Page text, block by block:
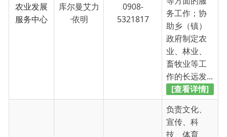
科技、体
育、广播电
视、旅游等
工作...
[查看详情]
负责国土资
源、规划建
设、园林绿
化、环境保
护、交通等
方面的服务
工作；协助